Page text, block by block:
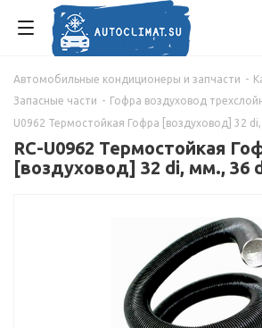
Автомобильные кондиционеры и запчасти -
Запасные части - Гофра воздуховод
U0962 Термостойкая Гофра [воздуховод] 32
RC-U0962 Термостойкая
[воздуховод] 32 di, мм., 36